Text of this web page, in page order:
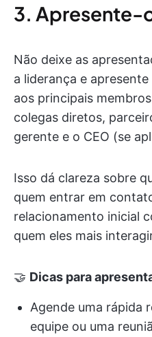
3. Apresente-
Não deixe as
a liderança e
aos principais
colegas diretos,
gerente e o CEO (se
Isso dá clareza sobre
quem entrar em
relacionamento inicial
quem eles mais
🤝 Dicas para
Agende uma rápida
equipe ou uma